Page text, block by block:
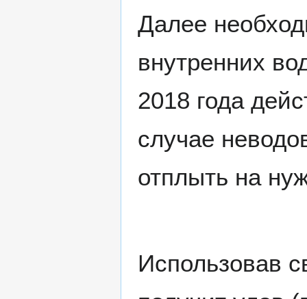
Далее
внутренних
2018 года
случае
отплыть на
Использовав